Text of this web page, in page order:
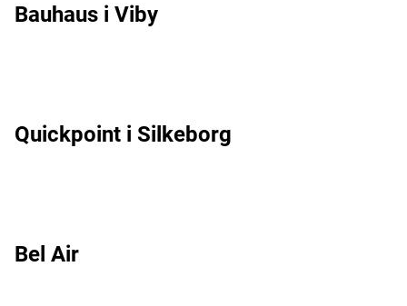
Bauhaus i Viby
Quickpoint i Silkeborg
Bel Air